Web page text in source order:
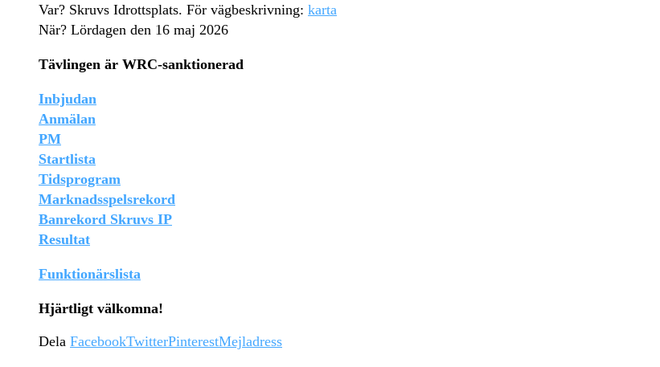
Var? Skruvs Idrottsplats. För vägbeskrivning: karta
När? Lördagen den 16 maj 2026
Tävlingen är WRC-sanktionerad
Inbjudan
Anmälan
PM
Startlista
Tidsprogram
Marknadsspelsrekord
Banrekord Skruvs IP
Resultat
Funktionärslista
Hjärtligt välkomna!
Dela FacebookTwitterPinterestMejladress